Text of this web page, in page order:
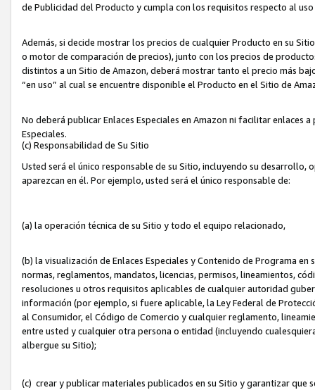
de Publicidad del Producto y cumpla con los requisitos respecto al uso
Además, si decide mostrar los precios de cualquier Producto en su
o motor de comparación de precios), junto con los precios de
distintos a un Sitio de Amazon, deberá mostrar tanto el precio más
“en uso” al cual se encuentre disponible el Producto en el Sitio de
No deberá publicar Enlaces Especiales en Amazon ni facilitar enlaces
Especiales.
(c) Responsabilidad de Su Sitio
Usted será el único responsable de su Sitio, incluyendo su
aparezcan en él. Por ejemplo, usted será el único responsable de:
(a) la operación técnica de su Sitio y todo el equipo relacionado,
(b) la visualización de Enlaces Especiales y Contenido de Programa
normas, reglamentos, mandatos, licencias, permisos, lineamientos,
resoluciones u otros requisitos aplicables de cualquier autoridad
información (por ejemplo, si fuere aplicable, la Ley Federal de
al Consumidor, el Código de Comercio y cualquier reglamento,
entre usted y cualquier otra persona o entidad (incluyendo
albergue su Sitio);
(c) crear y publicar materiales publicados en su Sitio y garantizar que